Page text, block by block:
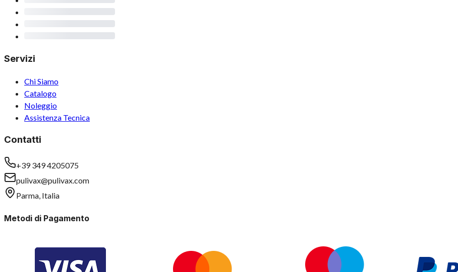
Servizi
Chi Siamo
Catalogo
Noleggio
Assistenza Tecnica
Contatti
+39 349 4205075
pulivax@pulivax.com
Parma, Italia
Metodi di Pagamento